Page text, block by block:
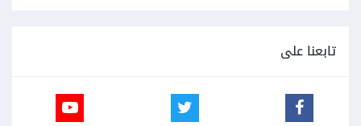
تابعنا على